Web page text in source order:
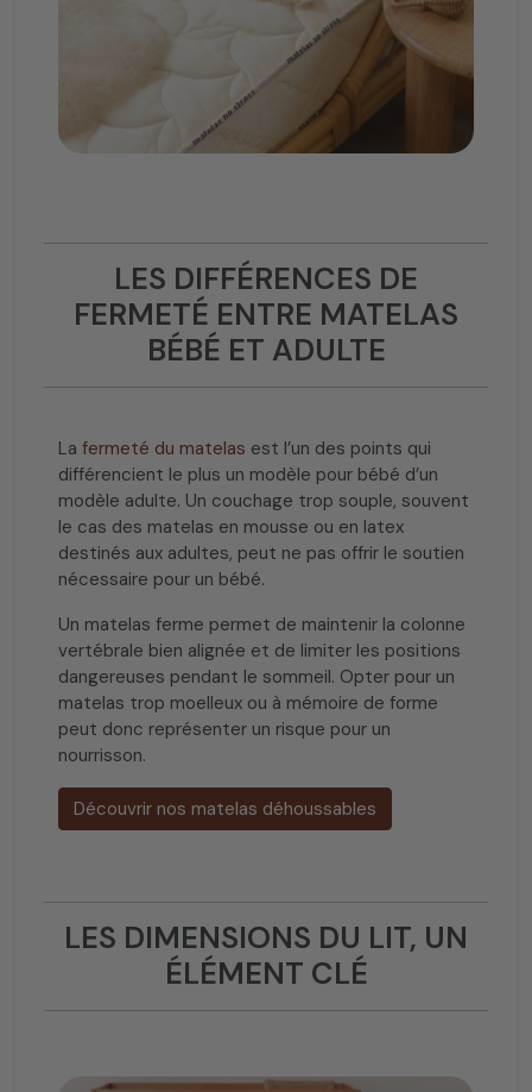
LES DIFFÉRENCES DE
FERMETÉ ENTRE MATELAS
BÉBÉ ET ADULTE
La fermeté du matelas est l’un des points qui
différencient le plus un modèle pour bébé d’un
modèle adulte. Un couchage trop souple, souvent
le cas des matelas en mousse ou en latex
destinés aux adultes, peut ne pas offrir le soutien
nécessaire pour un bébé.
Un matelas ferme permet de maintenir la colonne
vertébrale bien alignée et de limiter les positions
dangereuses pendant le sommeil. Opter pour un
matelas trop moelleux ou à mémoire de forme
peut donc représenter un risque pour un
nourrisson.
Découvrir nos matelas déhoussables
LES DIMENSIONS DU LIT, UN
ÉLÉMENT CLÉ